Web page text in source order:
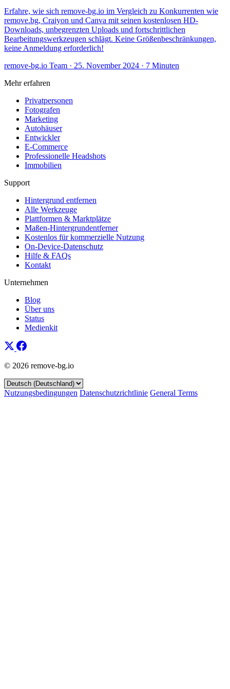
Erfahre, wie sich remove-bg.io im Vergleich zu Konkurrenten wie
remove.bg, Craiyon und Canva mit seinen kostenlosen HD-
Downloads, unbegrenzten Uploads und fortschrittlichen
Bearbeitungswerkzeugen schlägt. Keine Größenbeschränkungen,
keine Anmeldung erforderlich!
remove-bg.io Team · 25. November 2024 · 7 Minuten
Mehr erfahren
Privatpersonen
Fotografen
Marketing
Autohäuser
Entwickler
E-Commerce
Professionelle Headshots
Immobilien
Support
Hintergrund entfernen
Alle Werkzeuge
Plattformen & Marktplätze
Maßen-Hintergrundentferner
Kostenlos für kommerzielle Nutzung
On-Device-Datenschutz
Hilfe & FAQs
Kontakt
Unternehmen
Blog
Über uns
Status
Medienkit
© 2026 remove-bg.io
Nutzungsbedingungen Datenschutzrichtlinie General Terms